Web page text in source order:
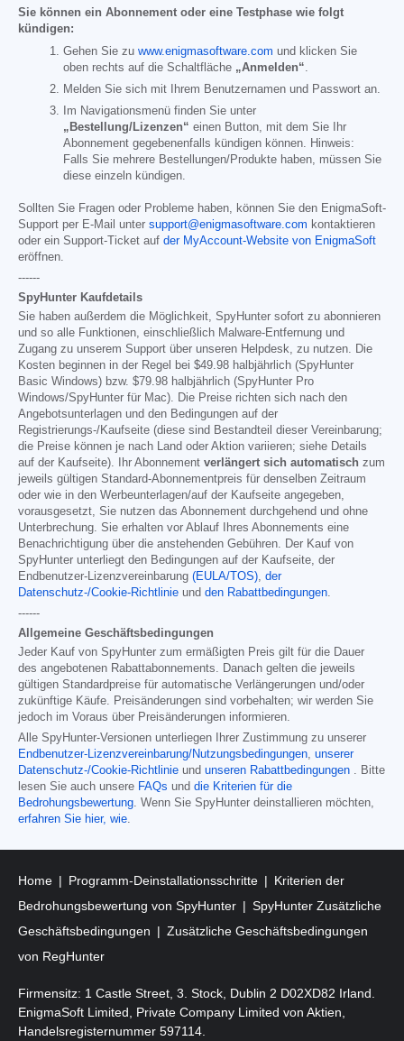
Sie können ein Abonnement oder eine Testphase wie folgt
kündigen:
Gehen Sie zu www.enigmasoftware.com und klicken Sie
oben rechts auf die Schaltfläche „Anmelden“
Melden Sie sich mit Ihrem Benutzernamen und Passwort an.
Im Navigationsmenü finden Sie unter
„Bestellung/Lizenzen“ einen Button, mit dem Sie Ihr
Abonnement gegebenenfalls kündigen können. Hinweis:
Falls Sie mehrere Bestellungen/Produkte haben, müssen Sie
diese einzeln kündigen.
Sollten Sie Fragen oder Probleme haben, können Sie den EnigmaSoft-
Support per E-Mail unter support@enigmasoftware.com kontaktieren
oder ein Support-Ticket auf der MyAccount-Website von EnigmaSoft
eröffnen.
------
SpyHunter Kaufdetails
Sie haben außerdem die Möglichkeit, SpyHunter sofort zu abonnieren
und so alle Funktionen, einschließlich Malware-Entfernung und
Zugang zu unserem Support über unseren Helpdesk, zu nutzen. Die
Kosten beginnen in der Regel bei $49.98 halbjährlich (SpyHunter
Basic Windows) bzw. $79.98 halbjährlich (SpyHunter Pro
Windows/SpyHunter für Mac). Die Preise richten sich nach den
Angebotsunterlagen und den Bedingungen auf der
Registrierungs-/Kaufseite (diese sind Bestandteil dieser Vereinbarung;
die Preise können je nach Land oder Aktion variieren; siehe Details
auf der Kaufseite). Ihr Abonnement verlängert sich automatisch zum
jeweils gültigen Standard-Abonnementpreis für denselben Zeitraum
oder wie in den Werbeunterlagen/auf der Kaufseite angegeben,
vorausgesetzt, Sie nutzen das Abonnement durchgehend und ohne
Unterbrechung. Sie erhalten vor Ablauf Ihres Abonnements eine
Benachrichtigung über die anstehenden Gebühren. Der Kauf von
SpyHunter unterliegt den Bedingungen auf der Kaufseite, der
Endbenutzer-Lizenzvereinbarung (EULA/TOS), der
Datenschutz-/Cookie-Richtlinie und den Rabattbedingungen.
------
Allgemeine Geschäftsbedingungen
Jeder Kauf von SpyHunter zum ermäßigten Preis gilt für die Dauer
des angebotenen Rabattabonnements. Danach gelten die jeweils
gültigen Standardpreise für automatische Verlängerungen und/oder
zukünftige Käufe. Preisänderungen sind vorbehalten; wir werden Sie
jedoch im Voraus über Preisänderungen informieren.
Alle SpyHunter-Versionen unterliegen Ihrer Zustimmung zu unserer
Endbenutzer-Lizenzvereinbarung/Nutzungsbedingungen, unserer
Datenschutz-/Cookie-Richtlinie und unseren Rabattbedingungen . Bitte
lesen Sie auch unsere FAQs und die Kriterien für die
Bedrohungsbewertung. Wenn Sie SpyHunter deinstallieren möchten,
erfahren Sie hier, wie.
Home Programm-Deinstallationsschritte
Kriterien der
Bedrohungsbewertung von SpyHunter
SpyHunter Zusätzliche
Geschäftsbedingungen
Zusätzliche Geschäftsbedingungen
von RegHunter
Firmensitz: 1 Castle Street, 3. Stock, Dublin 2 D02XD82 Irland.
EnigmaSoft Limited, Private Company Limited von Aktien,
Handelsregisternummer 597114.